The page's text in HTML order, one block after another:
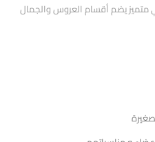
يضم أقسام العروس والجمال